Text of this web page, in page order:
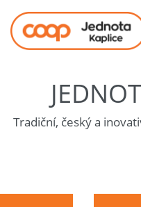
Tradiční, český a